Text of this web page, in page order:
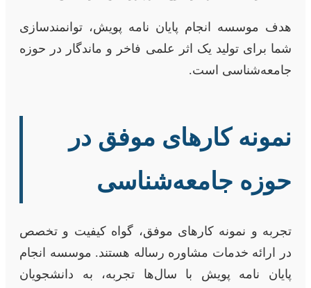
هدف موسسه انجام پایان نامه پویش، توانمندسازی
شما برای تولید یک اثر علمی فاخر و ماندگار در حوزه
جامعه‌شناسی است.
نمونه کارهای موفق در
حوزه جامعه‌شناسی
تجربه و نمونه کارهای موفق، گواه کیفیت و تخصص
در ارائه خدمات مشاوره رساله هستند. موسسه انجام
پایان نامه پویش با سال‌ها تجربه، به دانشجویان